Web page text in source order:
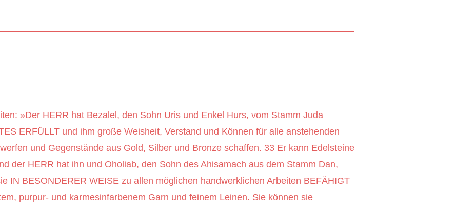
»Der HERR hat Bezalel, den Sohn Uris und Enkel Hurs, vom Stamm Juda
ERFÜLLT und ihm große Weisheit, Verstand und Können für alle anstehenden
und Gegenstände aus Gold, Silber und Bronze schaffen. 33 Er kann Edelsteine
der HERR hat ihn und Oholiab, den Sohn des Ahisamach aus dem Stamm Dan,
IN BESONDERER WEISE zu allen möglichen handwerklichen Arbeiten BEFÄHIGT
purpur- und karmesinfarbenem Garn und feinem Leinen. Sie können sie